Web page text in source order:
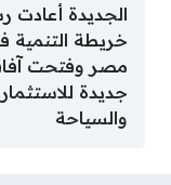
الجديدة أعادت
خريطة التنمية
مصر وفتحت
جديدة للاستثمار
والسياحة